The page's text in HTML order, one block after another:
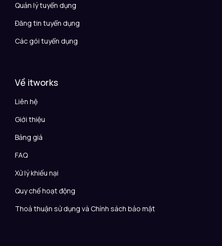
Quản lý tuyển dụng
Đăng tin tuyển dụng
Các gói tuyển dụng
Về itworks
Liên hệ
Giới thiệu
Bảng giá
FAQ
Xử lý khiếu nại
Quy chế hoạt động
Thoả thuận sử dụng và Chính sách bảo mật